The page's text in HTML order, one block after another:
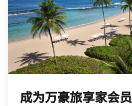
成为万豪旅享家会员